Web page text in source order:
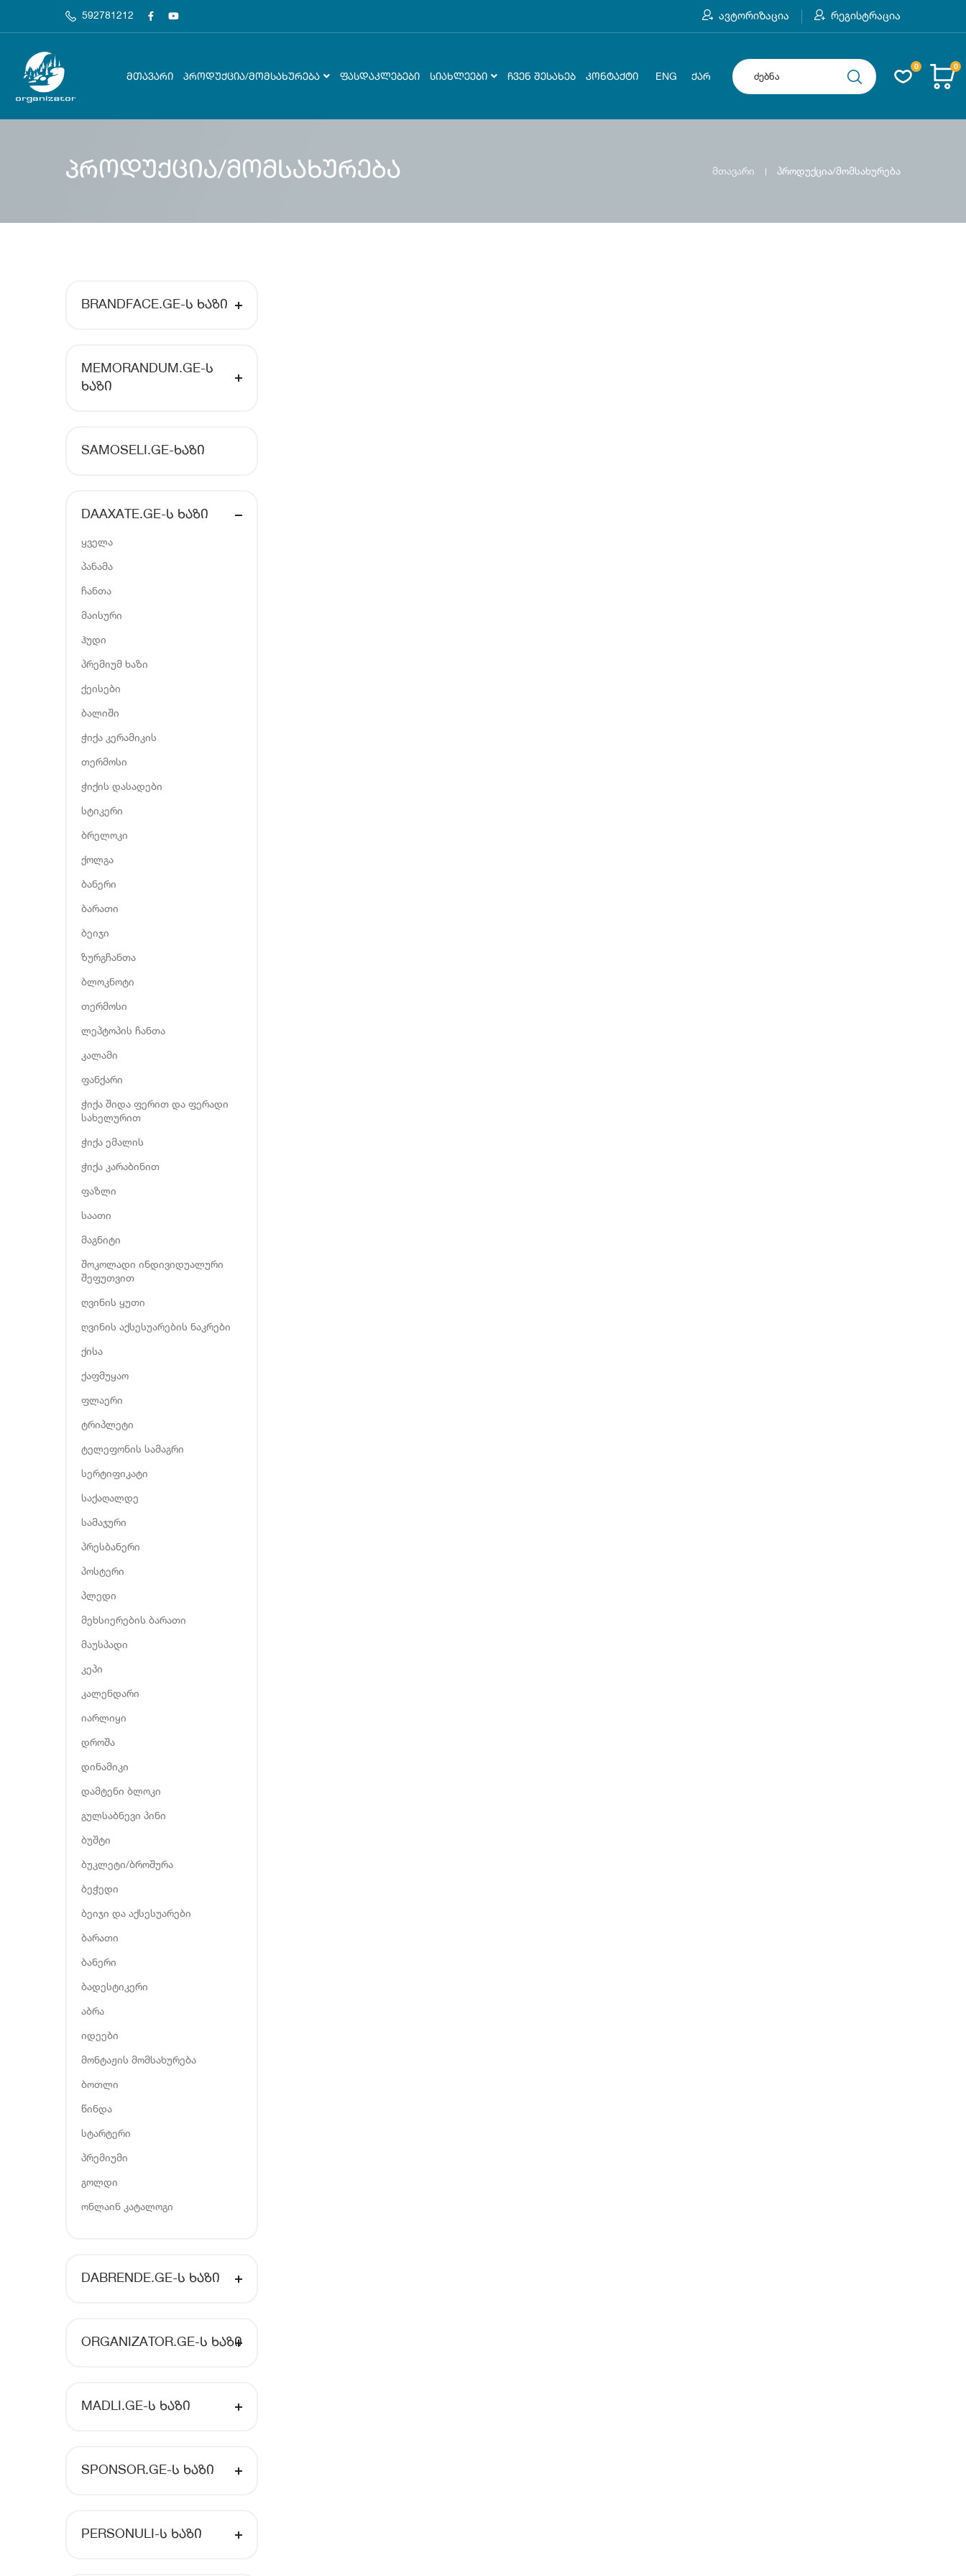
592781212 ავტორიზაცია რეგისტრაცია
ᲛᲗᲐᲕᲐᲠᲘ ᲞᲠᲝᲓᲣᲥᲪᲘᲐ/ᲛᲝᲛᲡᲐᲮᲣᲠᲔᲑᲐ ᲤᲐᲡᲓᲐᲙᲚᲔᲑᲔᲑᲘ ᲡᲘᲐᲮᲚᲔᲔᲑᲘ ᲩᲕᲔᲜ ᲨᲔᲡᲐᲮᲔᲑ ᲙᲝᲜᲢᲐᲥᲢᲘ ENG ᲥᲐᲠ
0 0
პროდუქცია/მომსახურება მთავარი პროდუქცია/მომსახურება
BRANDFACE.GE-Ს ᲮᲐᲖᲘ
MEMORANDUM.GE-Ს
ᲮᲐᲖᲘ
SAMOSELI.GE-ᲮᲐᲖᲘ
DAAXATE.GE-Ს ᲮᲐᲖᲘ
ყველა
პანამა
ჩანთა
მაისური
ჰუდი
პრემიუმ ხაზი
ქეისები
ბალიში
ჭიქა კერამიკის
თერმოსი
ჭიქის დასადები
სტიკერი
ბრელოკი
ქოლგა
ბანერი
ბარათი
ბეიჯი
ზურგჩანთა
ბლოკნოტი
თერმოსი
ლეპტოპის ჩანთა
კალამი
ფანქარი
ჭიქა შიდა ფერით და ფერადი
სახელურით
ჭიქა ემალის
ჭიქა კარაბინით
ფაზლი
საათი
მაგნიტი
შოკოლადი ინდივიდუალური
შეფუთვით
ღვინის ყუთი
ღვინის აქსესუარების ნაკრები
ქისა
ქაფმუყაო
ფლაერი
ტრიპლეტი
ტელეფონის სამაგრი
სერტიფიკატი
საქაღალდე
სამაჯური
პრესბანერი
პოსტერი
პლედი
მეხსიერების ბარათი
მაუსპადი
კეპი
კალენდარი
იარლიყი
დროშა
დინამიკი
დამტენი ბლოკი
გულსაბნევი პინი
ბუშტი
ბუკლეტი/ბროშურა
ბეჭედი
ბეიჯი და აქსესუარები
ბარათი
ბანერი
ბადესტიკერი
აბრა
იდეები
მონტაჟის მომსახურება
ბოთლი
წინდა
სტარტერი
პრემიუმი
გოლდი
ონლაინ კატალოგი
DABRENDE.GE-Ს ᲮᲐᲖᲘ
ORGANIZATOR.GE-Ს ᲮᲐᲖᲘ
MADLI.GE-Ს ᲮᲐᲖᲘ
SPONSOR.GE-Ს ᲮᲐᲖᲘ
PERSONULI-Ს ᲮᲐᲖᲘ